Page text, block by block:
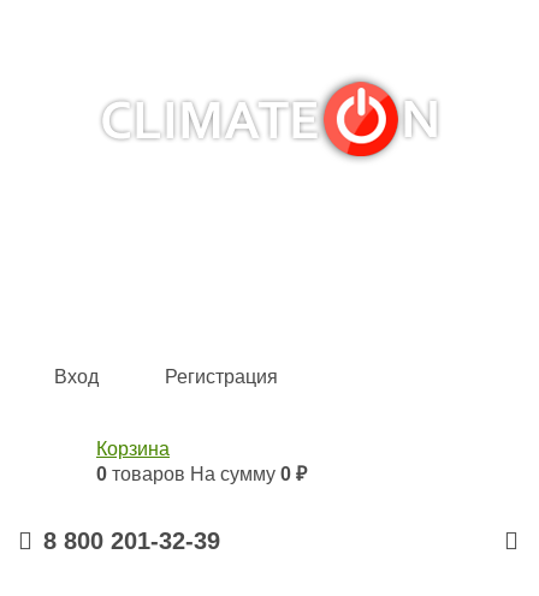
Вход Регистрация
Корзина
0 товаров На сумму 0 ₽
8 800 201-32-39